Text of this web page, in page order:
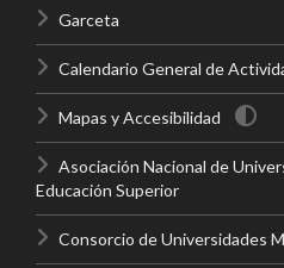
Garceta
Calendario General de
Mapas y Accesibilidad
Asociación Nacional de
Educación Superior
Consorcio de Universidades